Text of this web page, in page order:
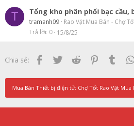
T Tổng kho phân phối bạc cầu,
tramanh09 Rao Vặt Mua Bán - Chợ
Trả lời 0 15/8/25
Chia sẻ: Facebook
Twitter Reddit Pinterest
Mua Bán Thiết bị điện tử: Chợ Tốt Rao Vặt Mua